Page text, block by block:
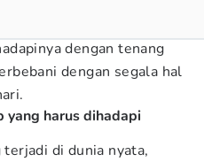
dengan tenang
dengan segala hal
yang harus dihadapi
terjadi di dunia nyata,